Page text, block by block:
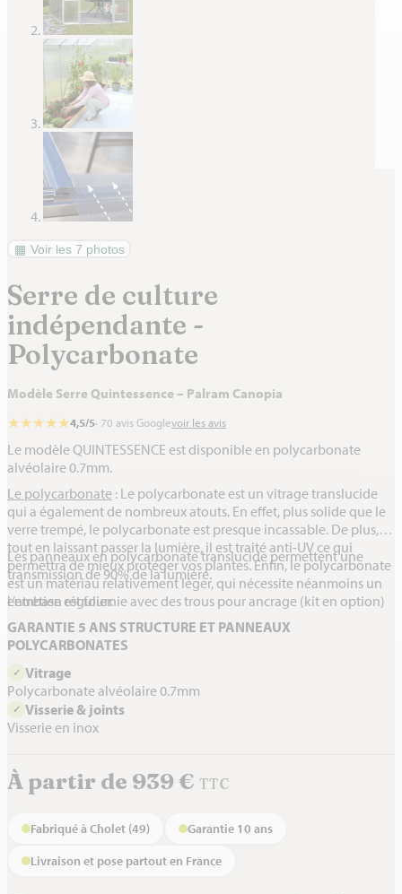
Voir les 7 photos
Serre de culture
indépendante -
Polycarbonate
Modèle Serre Quintessence – Palram Canopia
★★★★★4,5/5· 70 avis Googlevoir les avis
Le modèle QUINTESSENCE est disponible en polycarbonate
alvéolaire 0.7mm.
Le polycarbonate : Le polycarbonate est un vitrage translucide
qui a également de nombreux atouts. En effet, plus solide que le
verre trempé, le polycarbonate est presque incassable. De plus,
tout en laissant passer la lumière, il est traité anti-UV ce qui
permettra de mieux protéger vos plantes. Enfin, le polycarbonate
est un matériau relativement léger, qui nécessite néanmoins un
entretien régulier.
Les panneaux en polycarbonate translucide permettent une
transmission de 90% de la lumière.
L’embase est fournie avec des trous pour ancrage (kit en option)
GARANTIE 5 ANS STRUCTURE ET PANNEAUX
POLYCARBONATES
✓ Vitrage
Polycarbonate alvéolaire 0.7mm
✓ Visserie & joints
Visserie en inox
À partir de 939 € TTC
Fabriqué à Cholet (49)
Garantie 10 ans
Livraison et pose partout en France